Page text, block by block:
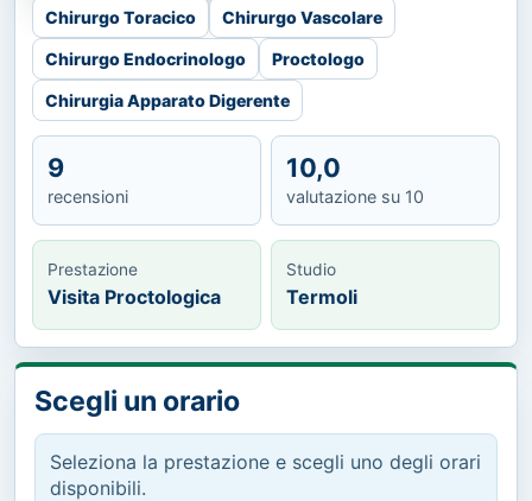
Chirurgo Toracico Chirurgo Vascolare
Chirurgo Endocrinologo Proctologo
Chirurgia Apparato Digerente
9
recensioni
10,0
valutazione su 10
Prestazione
Visita Proctologica
Studio
Termoli
Scegli un orario
Seleziona la prestazione e scegli uno degli orari
disponibili.